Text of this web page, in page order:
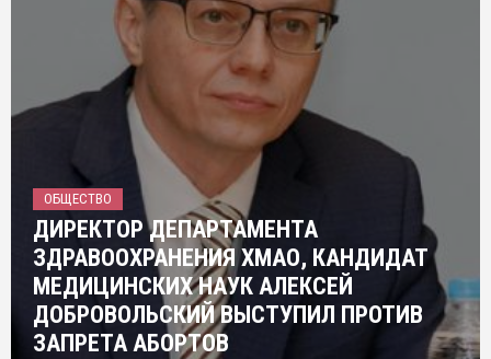
ОБЩЕСТВО
ДИРЕКТОР ДЕПАРТАМЕНТА
ЗДРАВООХРАНЕНИЯ ХМАО, КАНДИДАТ
МЕДИЦИНСКИХ НАУК АЛЕКСЕЙ
ДОБРОВОЛЬСКИЙ ВЫСТУПИЛ ПРОТИВ
ЗАПРЕТА АБОРТОВ